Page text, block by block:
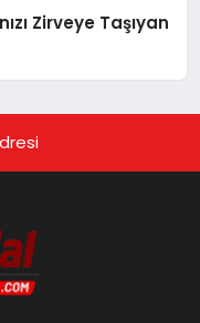
Zirveye Taşıyan